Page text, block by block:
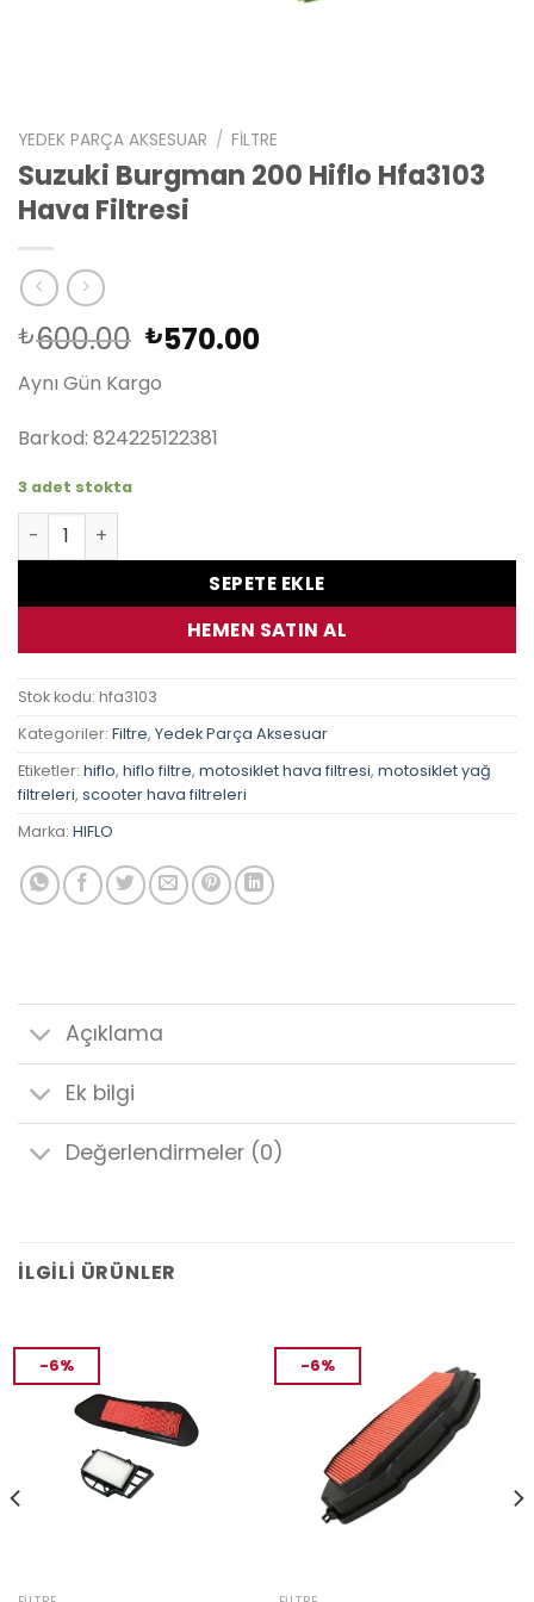
YEDEK PARÇA AKSESUAR / FILTRE
Suzuki Burgman 200 Hiflo Hfa3103
Hava Filtresi
₺600.00 Orijinal
₺600.00.
₺570.00Şu
Aynı Gün Kargo
Barkod: 824225122381
3 adet stokta
Suzuki Burgman 200 Hiflo Hfa3103 Hava Filtresi adet
SEPETE EKLE
HEMEN SATIN AL
Stok kodu: hfa3103
Kategoriler: Filtre, Yedek Parça Aksesuar
Etiketler: hiflo, hiflo filtre, motosiklet hava filtresi, motosiklet yağ
filtreleri, scooter hava filtreleri
Marka: HIFLO
Açıklama
Ek bilgi
Değerlendirmeler (0)
İLGILI ÜRÜNLER
-6% -6%